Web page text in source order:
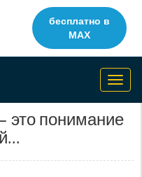
бесплатно в
MAX
это понимание